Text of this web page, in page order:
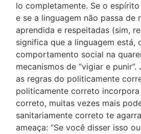
lo completamente. Se o
e se a linguagem não passa de
aprendida e respeitadas (sim,
significa que a linguagem está,
comportamento social na
mecanismos de “vigiar e
as regras do politicamente
politicamente correto
correto, muitas vezes mais
sanitariamente correto te
ameaça: “Se você disser isso